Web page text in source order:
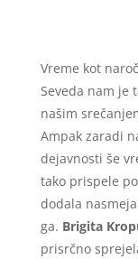
Vreme kot
Seveda nam je
našim
Ampak zaradi
dejavnosti še
tako prispele
dodala
ga. Brigita
prisrčno